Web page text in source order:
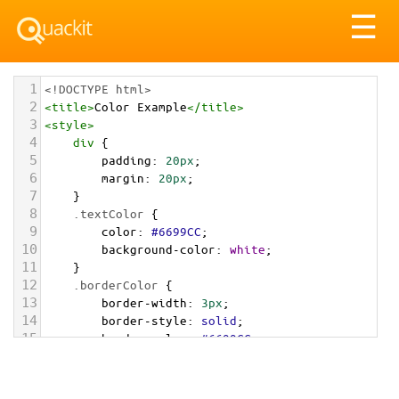
☰
1 <!DOCTYPE html>
2 <title>Color Example</title>
3 <style>
4 div {
5 padding: 20px;
6 margin: 20px;
7 }
8 .textColor {
9 color: #6699CC;
10 background-color: white;
11 }
12 .borderColor {
13 border-width: 3px;
14 border-style: solid;
15 border-color: #6699CC;